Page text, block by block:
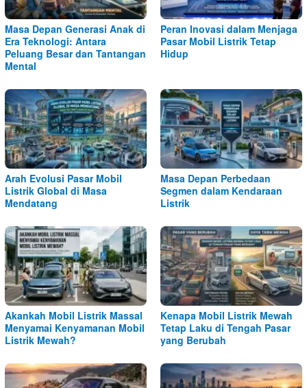
Masa Depan Generasi Anak di
Era Teknologi: Antara
Peluang Besar dan Tantangan
Mental
Peran Inovasi dalam Menjaga
Pasar Mobil Listrik Tetap
Hidup
Arah Evolusi Pasar Mobil
Listrik Global di Masa
Mendatang
Masa Depan Perbedaan
Segmen dalam Kendaraan
Listrik
Akankah Mobil Listrik Massal
Menyamai Kenyamanan Mobil
Listrik Mewah?
Kenapa Mobil Listrik Mewah
Tetap Laku di Tengah Pasar
yang Berubah